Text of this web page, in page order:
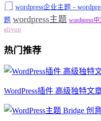
门
wordpress企业主题 -
题 wordpress主题 wordpress
aliyun
热门推荐
WordPress插件 高级独特文